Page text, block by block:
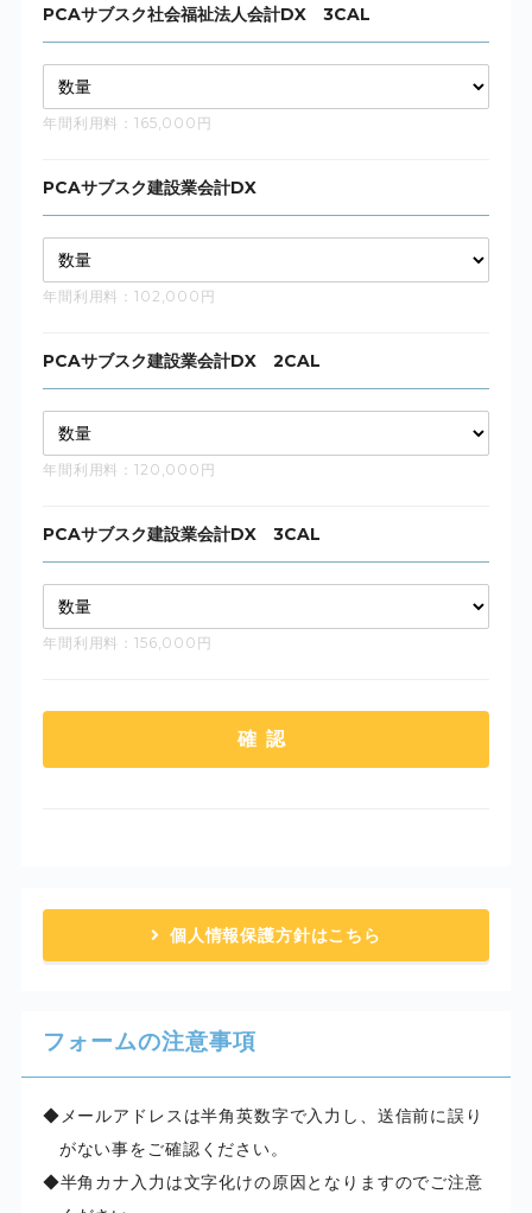
PCAサブスク社会福祉法人会計DX 3CAL
年間利用料：165,000円
PCAサブスク建設業会計DX
年間利用料：102,000円
PCAサブスク建設業会計DX 2CAL
年間利用料：120,000円
PCAサブスク建設業会計DX 3CAL
年間利用料：156,000円
個人情報保護方針はこちら
フォームの注意事項
メールアドレスは半角英数字で入力し、送信前に誤り
がない事をご確認ください。
半角カナ入力は文字化けの原因となりますのでご注意